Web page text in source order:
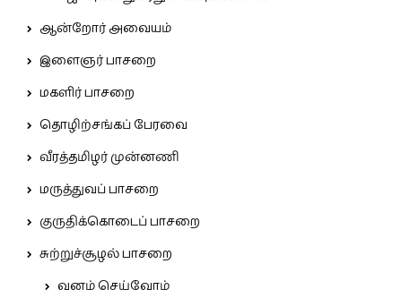
ஆன்றோர் அவையம்
இளைஞர் பாசறை
மகளிர் பாசறை
தொழிற்சங்கப் பேரவை
வீரத்தமிழர் முன்னணி
மருத்துவப் பாசறை
குருதிக்கொடைப் பாசறை
சுற்றுச்சூழல் பாசறை
வனம் செய்வோம்